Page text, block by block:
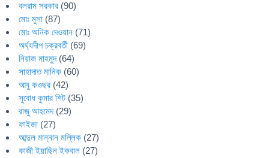
বলরাম সরকার (90)
মোঃ মুসা (87)
মোঃ অনিক দেওয়ান (71)
অর্ঘ্যদীপ চক্রবর্তী (69)
নিয়াজ মাহমুদ(64)
সাহাদাত মানিক (60)
আবু কওছর (42)
সুবোধ কুমার শিট (35)
রাজু আহমেদ(29)
ফাইজা (27)
আব্দুল মান্নান মল্লিক (27)
কাজী ইয়াছিন ইকবাল (27)